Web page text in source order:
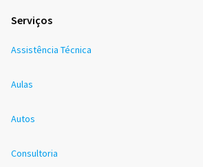
Serviços
Assistência Técnica
Aulas
Autos
Consultoria